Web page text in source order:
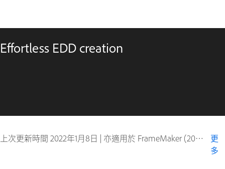
Effortless EDD creation
上次更新時間 2022年1月8日 | 亦適用於 FrameMaker (2019 release)
更
多